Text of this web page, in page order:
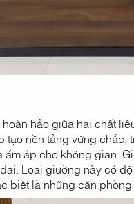
hảo giữa hai chất
nền tảng vững
ấm áp cho không gian.
Loại giường này có
biệt là những căn phòng